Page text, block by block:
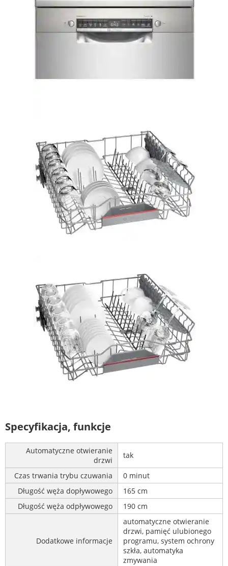
Specyfikacja, funkcje
Automatyczne otwieranie
drzwi
tak
Czas trwania trybu czuwania
0 minut
Długość węża dopływowego
165 cm
Długość węża odpływowego
190 cm
Dodatkowe informacje
automatyczne otwieranie
drzwi, pamięć ulubionego
programu, system ochrony
szkła, automatyka
zmywania